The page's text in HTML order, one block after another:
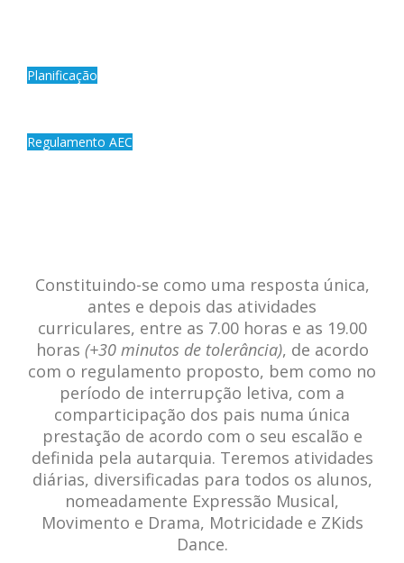
Planificação
Regulamento AEC
Constituindo-se como uma resposta única,
antes e depois das atividades
curriculares, entre as 7.00 horas e as 19.00
horas (+30 minutos de tolerância), de acordo
com o regulamento proposto, bem como no
período de interrupção letiva, com a
comparticipação dos pais numa única
prestação de acordo com o seu escalão e
definida pela autarquia. Teremos atividades
diárias, diversificadas para todos os alunos,
nomeadamente Expressão Musical,
Movimento e Drama, Motricidade e ZKids
Dance.